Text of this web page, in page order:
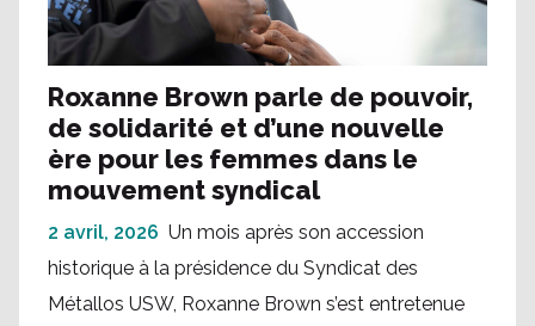
Roxanne Brown parle de pouvoir,
de solidarité et d’une nouvelle
ère pour les femmes dans le
mouvement syndical
2 avril, 2026 Un mois après son accession
historique à la présidence du Syndicat des
Métallos USW, Roxanne Brown s’est entretenue